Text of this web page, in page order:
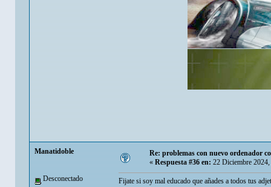
Manatidoble
Desconectado
Re: problemas con nuevo ordenador
«Respuesta #36 en:22 Diciembre 2024,
Fijate si soy mal educado que añades a todos tus